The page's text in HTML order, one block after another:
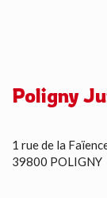
Poligny
1 rue de la
39800 POLIGNY